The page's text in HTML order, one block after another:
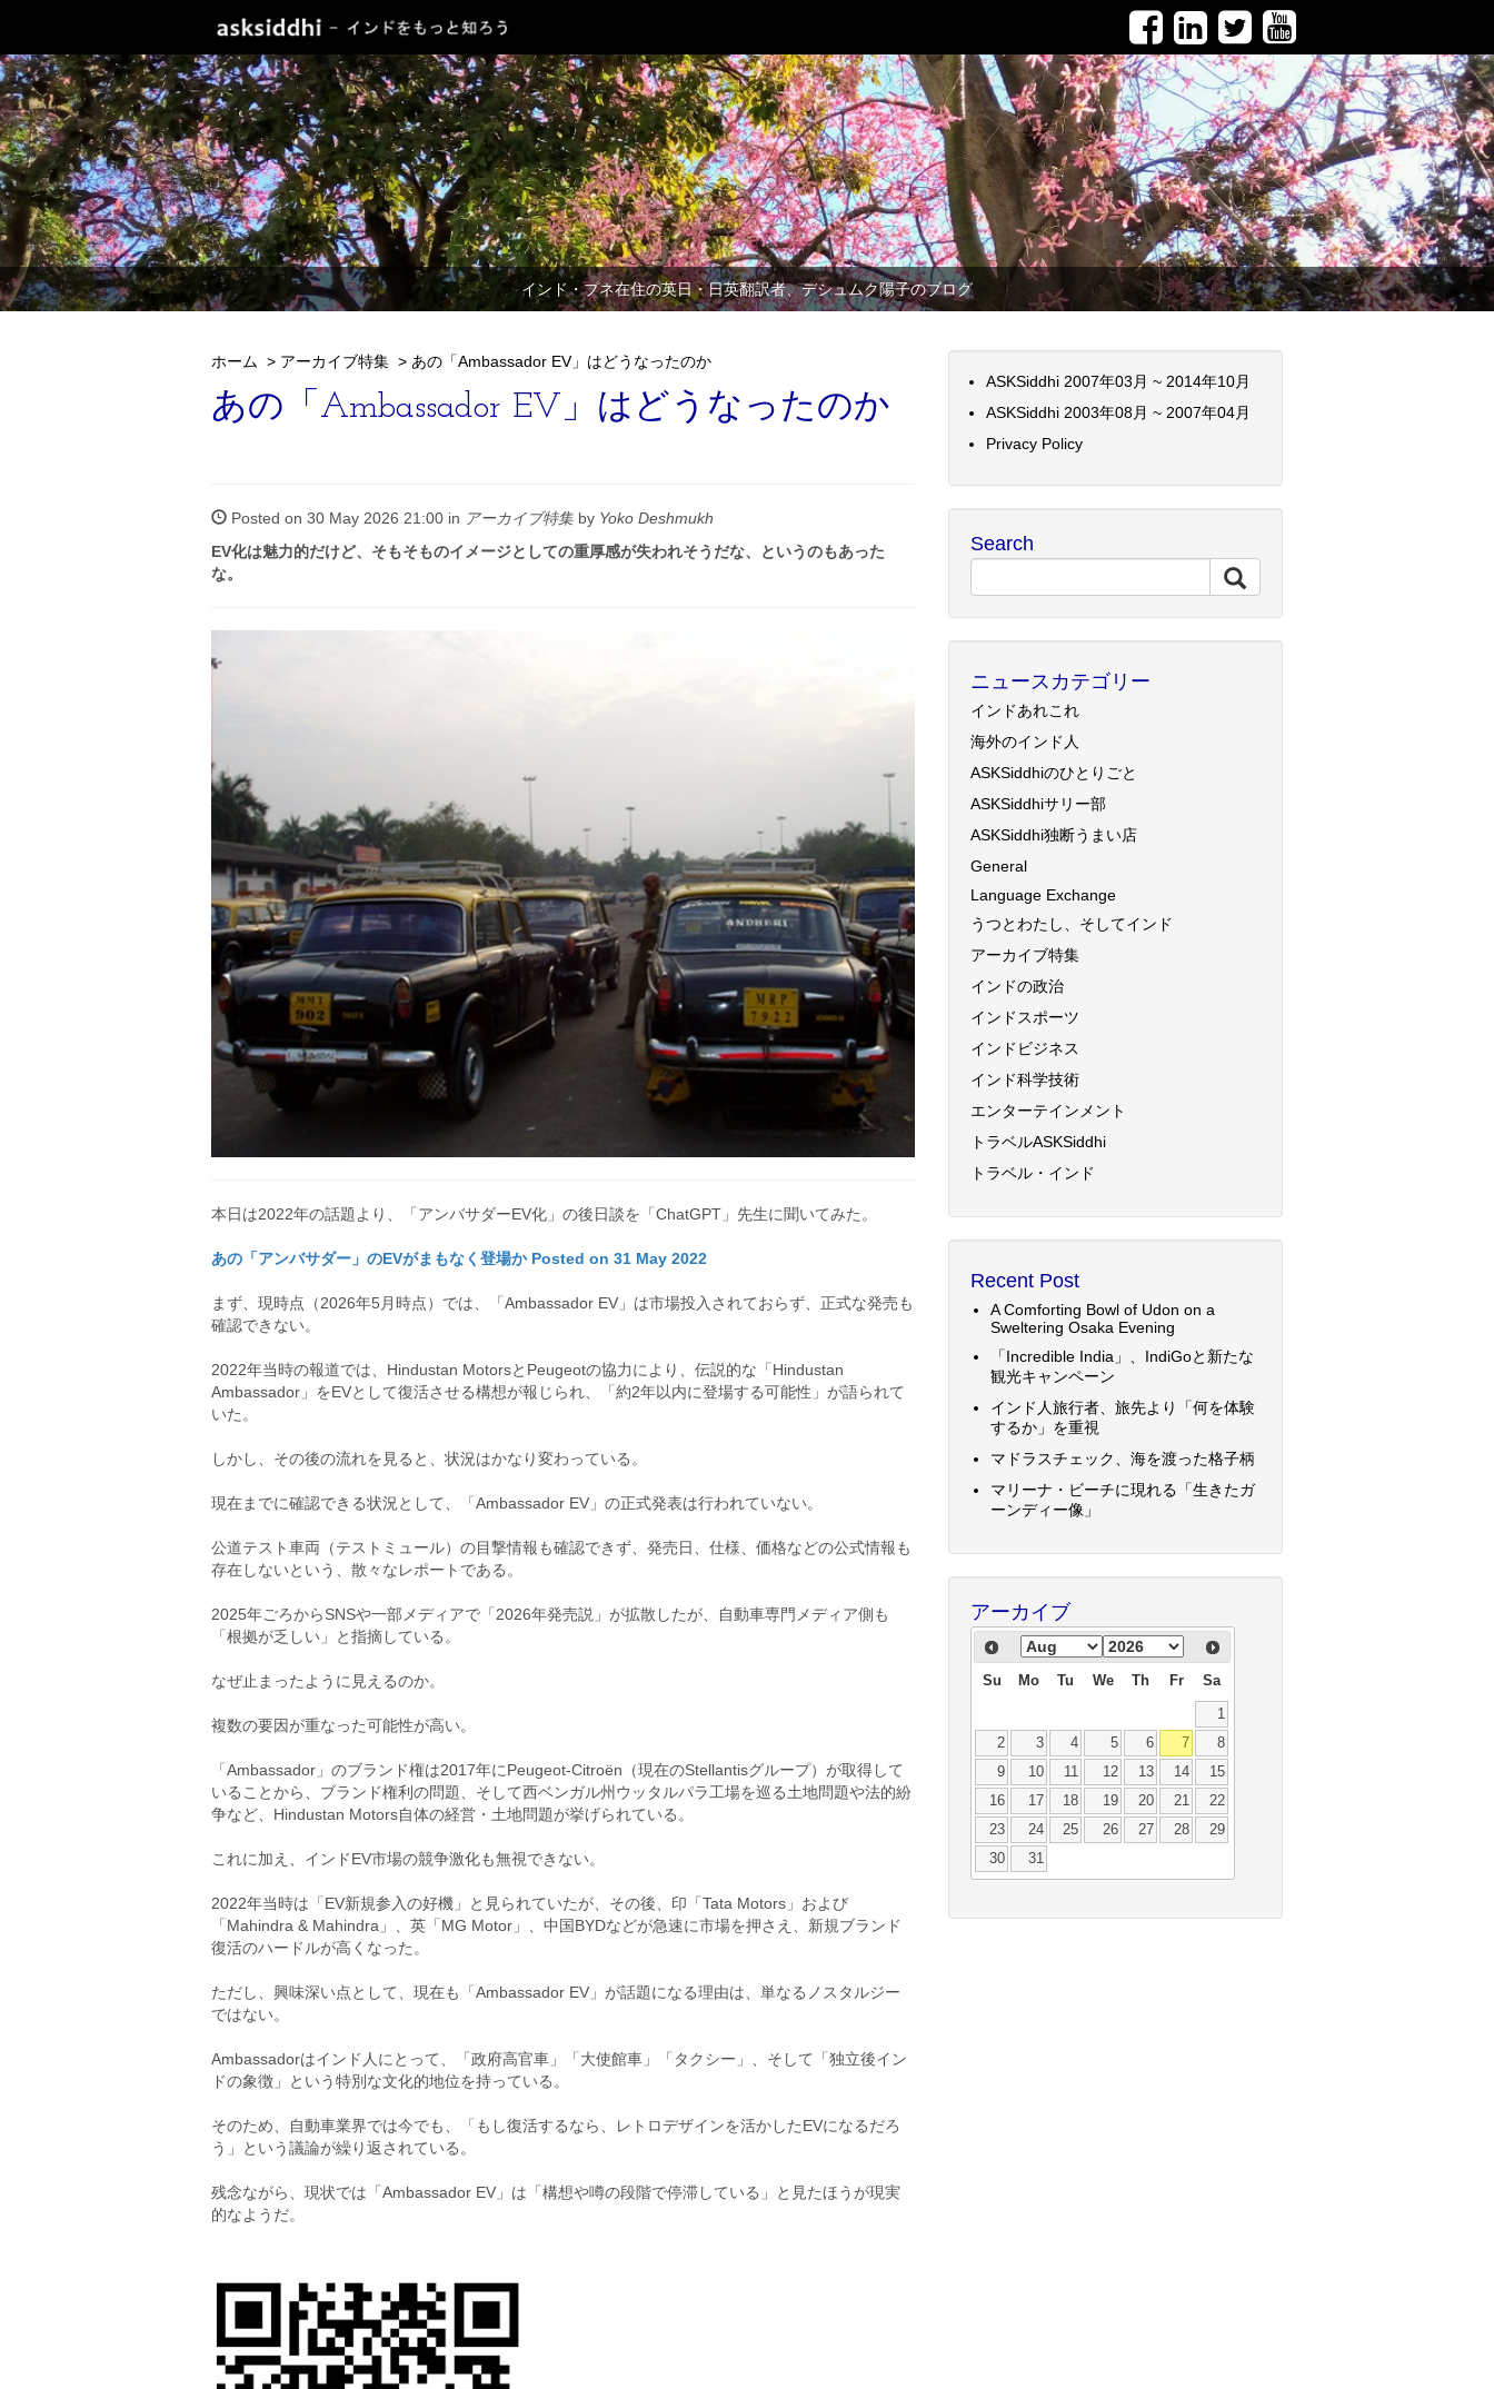
インド・プネ在住の英日・日英翻訳者、デシュムク陽子のブログ
ホーム > アーカイブ特集 > あの「Ambassador EV」はどうなったのか
あの「Ambassador EV」はどうなったのか
Posted on 30 May 2026 21:00 in アーカイブ特集 by Yoko Deshmukh
EV化は魅力的だけど、そもそものイメージとしての重厚感が失われそうだな、というのもあった
な。
本日は2022年の話題より、「アンバサダーEV化」の後日談を「ChatGPT」先生に聞いてみた。
あの「アンバサダー」のEVがまもなく登場か Posted on 31 May 2022
まず、現時点（2026年5月時点）では、「Ambassador EV」は市場投入されておらず、正式な発売も
確認できない。
2022年当時の報道では、Hindustan MotorsとPeugeotの協力により、伝説的な「Hindustan
Ambassador」をEVとして復活させる構想が報じられ、「約2年以内に登場する可能性」が語られて
いた。
しかし、その後の流れを見ると、状況はかなり変わっている。
現在までに確認できる状況として、「Ambassador EV」の正式発表は行われていない。
公道テスト車両（テストミュール）の目撃情報も確認できず、発売日、仕様、価格などの公式情報も
存在しないという、散々なレポートである。
2025年ごろからSNSや一部メディアで「2026年発売説」が拡散したが、自動車専門メディア側も
「根拠が乏しい」と指摘している。
なぜ止まったように見えるのか。
複数の要因が重なった可能性が高い。
「Ambassador」のブランド権は2017年にPeugeot-Citroën（現在のStellantisグループ）が取得して
いることから、ブランド権利の問題、そして西ベンガル州ウッタルパラ工場を巡る土地問題や法的紛
争など、Hindustan Motors自体の経営・土地問題が挙げられている。
これに加え、インドEV市場の競争激化も無視できない。
2022年当時は「EV新規参入の好機」と見られていたが、その後、印「Tata Motors」および
「Mahindra & Mahindra」、英「MG Motor」、中国BYDなどが急速に市場を押さえ、新規ブランド
復活のハードルが高くなった。
ただし、興味深い点として、現在も「Ambassador EV」が話題になる理由は、単なるノスタルジー
ではない。
Ambassadorはインド人にとって、「政府高官車」「大使館車」「タクシー」、そして「独立後イン
ドの象徴」という特別な文化的地位を持っている。
そのため、自動車業界では今でも、「もし復活するなら、レトロデザインを活かしたEVになるだろ
う」という議論が繰り返されている。
残念ながら、現状では「Ambassador EV」は「構想や噂の段階で停滞している」と見たほうが現実
的なようだ。
ASKSiddhi 2007年03月 ~ 2014年10月
ASKSiddhi 2003年08月 ~ 2007年04月
Privacy Policy
Search
ニュースカテゴリー
インドあれこれ
海外のインド人
ASKSiddhiのひとりごと
ASKSiddhiサリー部
ASKSiddhi独断うまい店
General
Language Exchange
うつとわたし、そしてインド
アーカイブ特集
インドの政治
インドスポーツ
インドビジネス
インド科学技術
エンターテインメント
トラベルASKSiddhi
トラベル・インド
Recent Post
A Comforting Bowl of Udon on a
Sweltering Osaka Evening
「Incredible India」、IndiGoと新たな
観光キャンペーン
インド人旅行者、旅先より「何を体験
するか」を重視
マドラスチェック、海を渡った格子柄
マリーナ・ビーチに現れる「生きたガ
ーンディー像」
アーカイブ
Su Mo Tu We Th Fr Sa
1
2
3 4 5 6 7
8
9
10 11 12 13 14
15
16
17 18 19 20 21
22
23
24 25 26 27 28
29
30
31